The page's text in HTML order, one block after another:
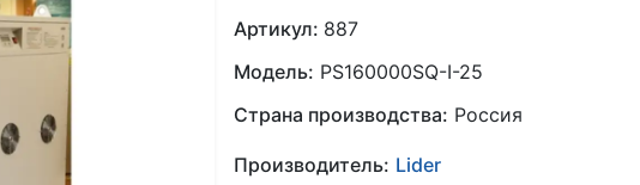
Артикул: 887
Модель: PS160000SQ-I-25
Страна производства: Россия
Производитель: Lider